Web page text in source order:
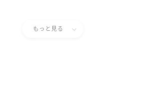
もっと見る